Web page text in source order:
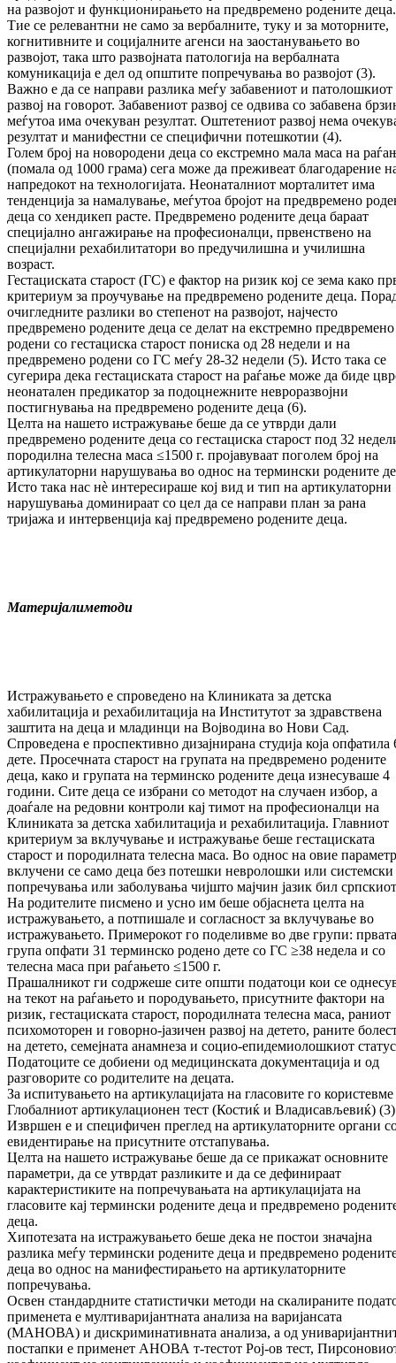
на развојот и функционирањето на предвремено родените деца.
Тие се релевантни не само за вербалните, туку и за моторните,
когнитивните и социјалните агенси на заостанувањето во
развојот, така што развојната патологија на вербалната
комуникација е дел од општите попречувања во развојот (3).
Важно е да се направи разлика меѓу забавениот и патолошкиот
развој на говорот. Забавениот развој се одвива со забавена
меѓутоа има очекуван резултат. Оштетениот развој нема
резултат и манифестни се специфични потешкотии (4).
Голем број на новородени деца со екстремно мала маса на
(помала од 1000 грама) сега може да преживеат благодарение
напредокот на технологијата. Неонаталниот морталитет има
тенденција за намалување, меѓутоа бројот на предвремено
деца со хендикеп расте. Предвремено родените деца бараат
специјално ангажирање на професионалци, првенствено на
специјални рехабилитатори во предучилишна и училишна
возраст.
Гестациската старост (ГС) е фактор на ризик кој се зема како
критериум за проучување на предвремено родените деца.
очигледните разлики во степенот на развојот, најчесто
предвремено родените деца се делат на екстремно предвремено
родени со гестациска старост пониска од 28 недели и на
предвремено родени со ГС меѓу 28-32 недели (5). Исто така се
сугерира дека гестациската старост на раѓање може да биде
неонатален предикатор за подоцнежните невроразвојни
постигнувања на предвремено родените деца (6).
Целта на нашето истражување беше да се утврди дали
предвремено родените деца со гестациска старост под 32
породилна телесна маса ≤1500 г. пројавуваат поголем број на
артикулаторни нарушувања во однос на термински родените
Исто така нас нè интересираше кој вид и тип на артикулаторни
нарушувања доминираат со цел да се направи план за рана
тријажа и интервенција кај предвремено родените деца.
Материјалиметоди
Истражувањето е спроведено на Клиниката за детска
хабилитација и рехабилитација на Институтот за здравствена
заштита на деца и младинци на Војводина во Нови Сад.
Спроведена е проспективно дизајнирана студија која опфатила
дете. Просечната старост на групата на предвремено родените
деца, како и групата на терминско родените деца изнесуваше 4
години. Сите деца се избрани со методот на случаен избор, а
доаѓале на редовни контроли кај тимот на професионалци на
Клиниката за детска хабилитација и рехабилитација. Главниот
критериум за вклучување и истражување беше гестациската
старост и породилната телесна маса. Во однос на овие
вклучени се само деца без потешки невролошки или системски
попречувања или заболувања чијшто мајчин јазик бил
На родителите писмено и усно им беше објаснета целта на
истражувањето, а потпишале и согласност за вклучување во
истражувањето. Примерокот го поделивме во две групи: првата
група опфати 31 терминско родено дете со ГС ≥38 недела и со
телесна маса при раѓањето ≤1500 г.
Прашалникот ги содржеше сите општи податоци кои се
на текот на раѓањето и породувањето, присутните фактори на
ризик, гестациската старост, породилната телесна маса, раниот
психомоторен и говорно-јазичен развој на детето, раните
на детето, семејната анамнеза и социо-епидемиолошкиот
Податоците се добиени од медицинската документација и од
разговорите со родителите на децата.
За испитувањето на артикулацијата на гласовите го користевме
Глобалниот артикулационен тест (Костиќ и Владисављевиќ)
Извршен е и специфичен преглед на артикулаторните органи
евидентирање на присутните отстапувања.
Целта на нашето истражување беше да се прикажат основните
параметри, да се утврдат разликите и да се дефинираат
карактеристиките на попречувањата на артикулацијата на
гласовите кај термински родените деца и предвремено
деца.
Хипотезата на истражувањето беше дека не постои значајна
разлика меѓу термински родените деца и предвремено
деца во однос на манифестирањето на артикулаторните
попречувања.
Освен стандардните статистички методи на скалираните
применета е мултиваријантната анализа на варијансата
(МАНОВА) и дискриминативната анализа, а од
постапки е применет АНОВА т-тестот Рој-ов тест,